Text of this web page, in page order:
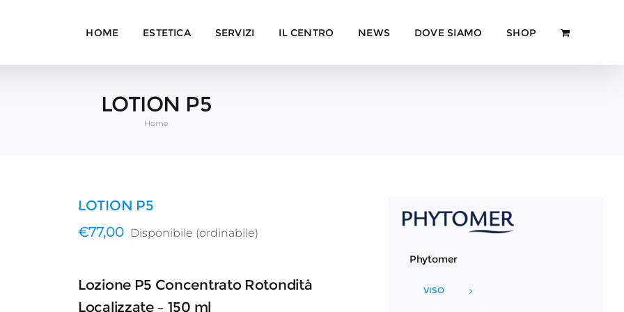
HOME ESTETICA SERVIZI IL CENTRO NEWS DOVE SIAMO SHOP
LOTION P5
Home
LOTION P5
€77,00 Disponibile (ordinabile)
Lozione P5 Concentrato Rotondità
Localizzate – 150 ml
Phytomer
VISO